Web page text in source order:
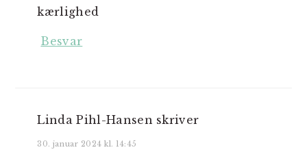
kærlighed
Besvar
Linda Pihl-Hansen skriver
30. januar 2024 kl. 14:45